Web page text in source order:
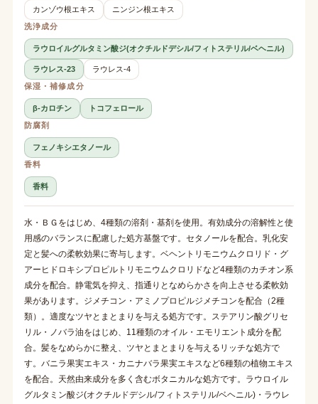
カンゾウ根エキス
ニンジン根エキス
洗浄成分
ラウロイルグルタミン酸ジ(オクチルドデシル/フィトステリル/ベヘニル)
ラウレス-23
ラウレス-4
保湿・補修成分
β-カロチン
トコフェロール
防腐剤
フェノキシエタノール
香料
香料
水・ＢＧをはじめ、4種類の溶剤・基剤を使用。有効成分の溶解性と使
用感のバランスに配慮した処方基盤です。セタノールを配合。乳化安
定と髪への柔軟効果に寄与します。ベヘントリモニウムクロリド・グ
アーヒドロキシプロピルトリモニウムクロリドなど4種類のカチオン系
成分を配合。静電気を抑え、指通りとなめらかさを向上させる柔軟効
果があります。ジメチコン・アミノプロピルジメチコンを配合（2種
類）。適度なツヤとまとまりを与える処方です。ステアリン酸グリセ
リル・ノバラ油をはじめ、11種類のオイル・エモリエント成分を配
合。髪をなめらかに整え、ツヤとまとまりを与えるリッチな処方で
す。バニラ果実エキス・カニナバラ果実エキスなど6種類の植物エキス
を配合。天然由来成分を多く含むボタニカルな処方です。ラウロイル
グルタミン酸ジ(オクチルドデシル/フィトステリル/ベヘニル)・ラウレ